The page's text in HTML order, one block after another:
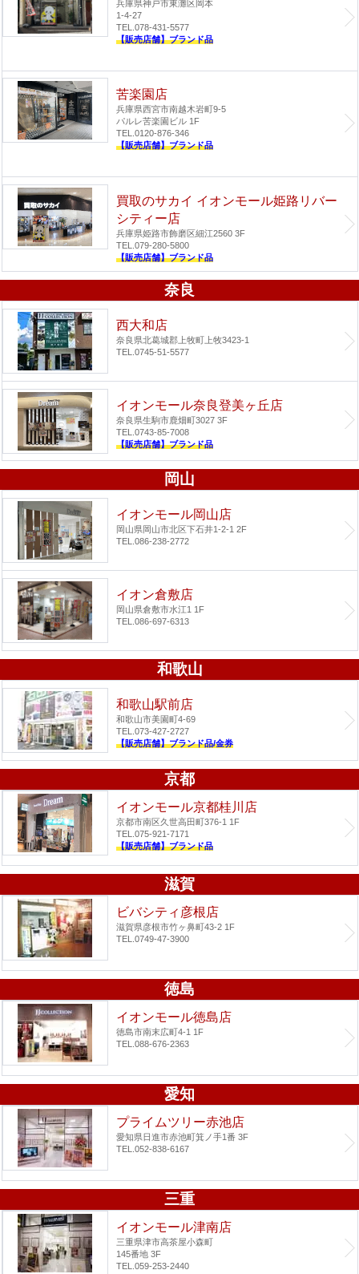
兵庫県神戸市東灘区岡本
1-4-27
TEL.078-431-5577
【販売店舗】ブランド品
苦楽園店
兵庫県西宮市南越木岩町9-5
パルレ苦楽園ビル 1F
TEL.0120-876-346
【販売店舗】ブランド品
買取のサカイ イオンモール姫路リバー
シティー店
兵庫県姫路市飾磨区細江2560 3F
TEL.079-280-5800
【販売店舗】ブランド品
奈良
西大和店
奈良県北葛城郡上牧町上牧3423-1
TEL.0745-51-5577
イオンモール奈良登美ヶ丘店
奈良県生駒市鹿畑町3027 3F
TEL.0743-85-7008
【販売店舗】ブランド品
岡山
イオンモール岡山店
岡山県岡山市北区下石井1-2-1 2F
TEL.086-238-2772
イオン倉敷店
岡山県倉敷市水江1 1F
TEL.086-697-6313
和歌山
和歌山駅前店
和歌山市美園町4-69
TEL.073-427-2727
【販売店舗】ブランド品/金券
京都
イオンモール京都桂川店
京都市南区久世高田町376-1 1F
TEL.075-921-7171
【販売店舗】ブランド品
滋賀
ビバシティ彦根店
滋賀県彦根市竹ヶ鼻町43-2 1F
TEL.0749-47-3900
徳島
イオンモール徳島店
徳島市南末広町4-1 1F
TEL.088-676-2363
愛知
プライムツリー赤池店
愛知県日進市赤池町箕ノ手1番 3F
TEL.052-838-6167
三重
イオンモール津南店
三重県津市高茶屋小森町
145番地 3F
TEL.059-253-2440